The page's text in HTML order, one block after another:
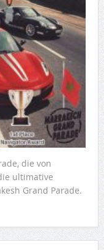
die von
ultimative
Grand Parade.